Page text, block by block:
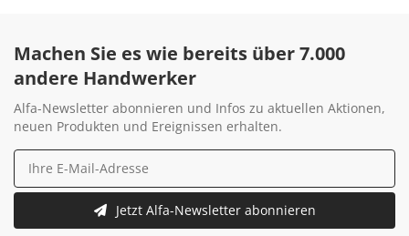
Machen Sie es wie bereits über 7.000
andere Handwerker
Alfa-Newsletter abonnieren und Infos zu aktuellen Aktionen,
neuen Produkten und Ereignissen erhalten.
Jetzt Alfa-Newsletter abonnieren